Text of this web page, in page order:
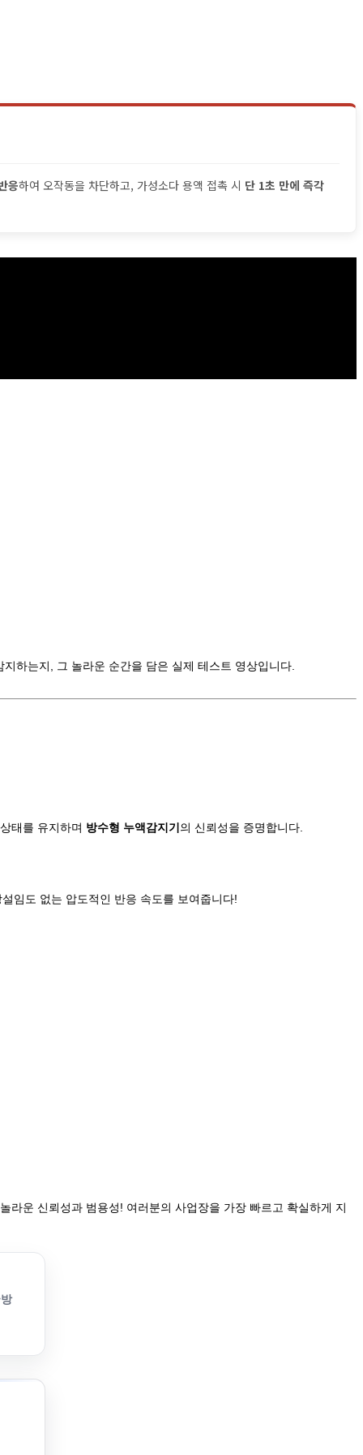
응하여 오작동을 차단하고, 가성소다 용액 접촉 시 단 1초 만에 즉각
하는지, 그 놀라운 순간을 담은 실제 테스트 영상입니다.
태를 유지하며 방수형 누액감지기 의 신뢰성을 증명합니다.
임도 없는 압도적인 반응 속도를 보여줍니다!
라운 신뢰성과 범용성! 여러분의 사업장을 가장 빠르고 확실하게 지